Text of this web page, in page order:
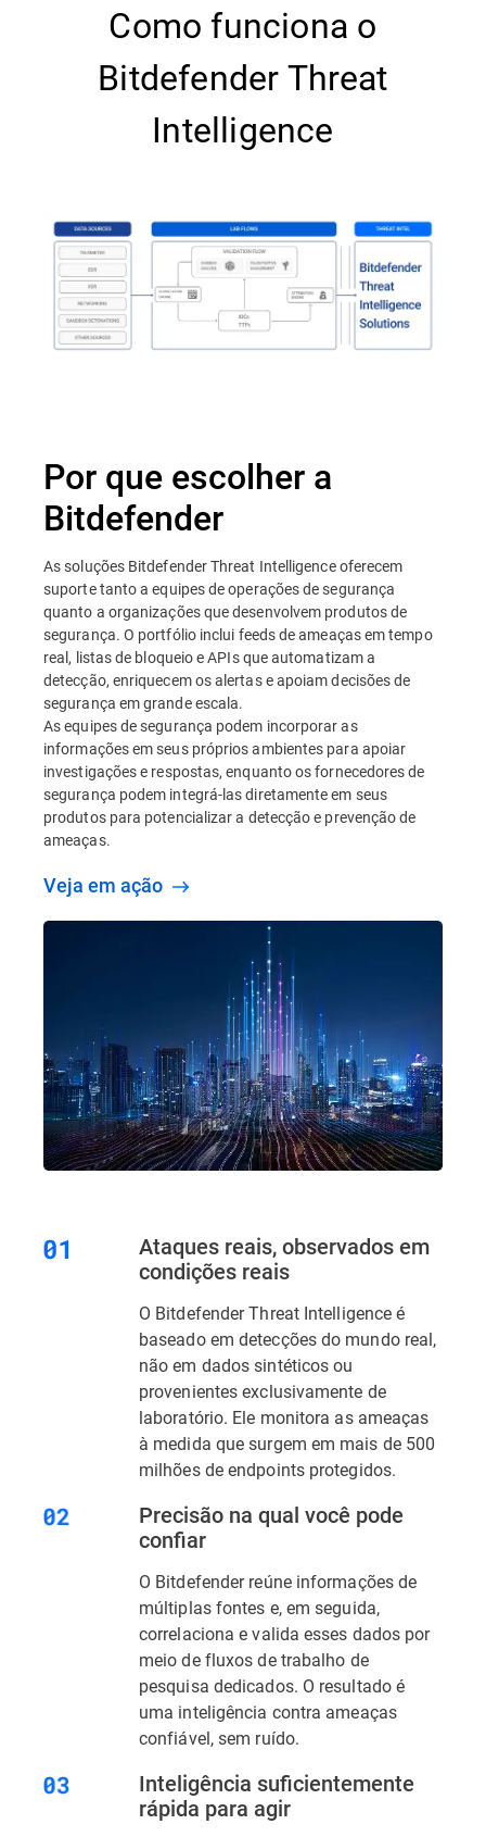
Como funciona o
Bitdefender Threat
Intelligence
Por que escolher a
Bitdefender
As soluções Bitdefender Threat Intelligence oferecem
suporte tanto a equipes de operações de segurança
quanto a organizações que desenvolvem produtos de
segurança. O portfólio inclui feeds de ameaças em tempo
real, listas de bloqueio e APIs que automatizam a
detecção, enriquecem os alertas e apoiam decisões de
segurança em grande escala.
As equipes de segurança podem incorporar as
informações em seus próprios ambientes para apoiar
investigações e respostas, enquanto os fornecedores de
segurança podem integrá-las diretamente em seus
produtos para potencializar a detecção e prevenção de
ameaças.
Veja em ação
Ataques reais, observados em
condições reais
O Bitdefender Threat Intelligence é
baseado em detecções do mundo real,
não em dados sintéticos ou
provenientes exclusivamente de
laboratório. Ele monitora as ameaças
à medida que surgem em mais de 500
milhões de endpoints protegidos.
Precisão na qual você pode
confiar
O Bitdefender reúne informações de
múltiplas fontes e, em seguida,
correlaciona e valida esses dados por
meio de fluxos de trabalho de
pesquisa dedicados. O resultado é
uma inteligência contra ameaças
confiável, sem ruído.
Inteligência suficientemente
rápida para agir